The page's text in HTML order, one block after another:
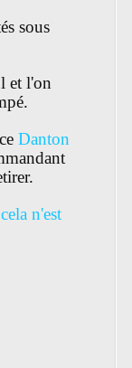
sous
et l'on
Danton
n'est